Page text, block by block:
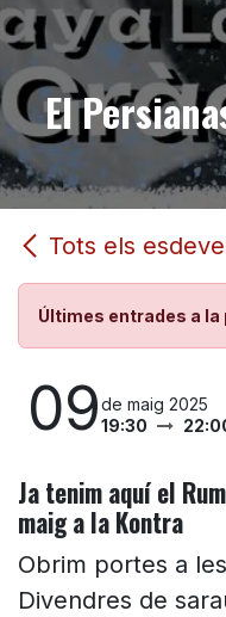
El
Tots els
Últimes entrades a la
09de maig 2025
19:30
Ja tenim aquí el
maig a la Kontra
Obrim portes a
Divendres de